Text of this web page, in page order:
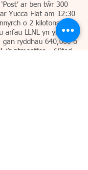
ar ben tŵr 300
Yucca Flat am 12:30
o 2 kilotons o
arfau LLNL yn ystod
gan ryddhau 640,000 o
i’r atmosffer. 60fed